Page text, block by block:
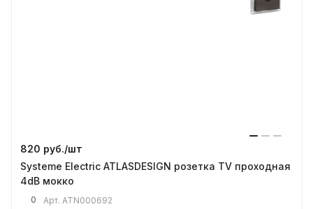
820 руб./шт
Systeme Electric ATLASDESIGN розетка TV проходная
4dB мокко
0 Арт. ATN000692